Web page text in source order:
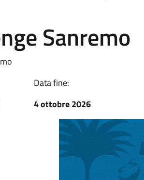
Sanremo
Data fine:
4 ottobre 2026